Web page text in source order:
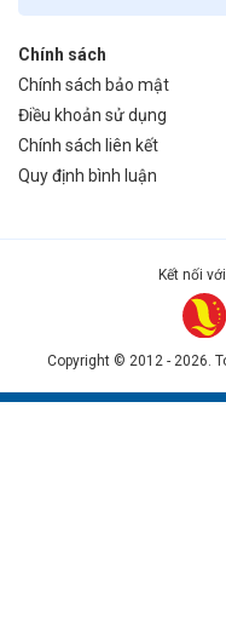
Chính sách
Chính sách bảo mật
Điều khoản sử dụng
Chính sách liên kết
Quy định bình luận
Kết nối
Copyright © 2012 - 2026.